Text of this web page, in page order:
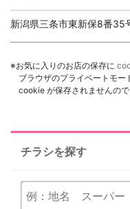
新潟県三条市東新保8番35
※お気に入りのお店の保存に
ブラウザのプライベートモ
cookie が保存されませんので
チラシを探す